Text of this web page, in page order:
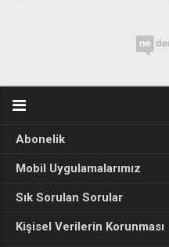
Abonelik
Mobil Uygulamalarımız
Sık Sorulan Sorular
Kişisel Verilerin Korunması